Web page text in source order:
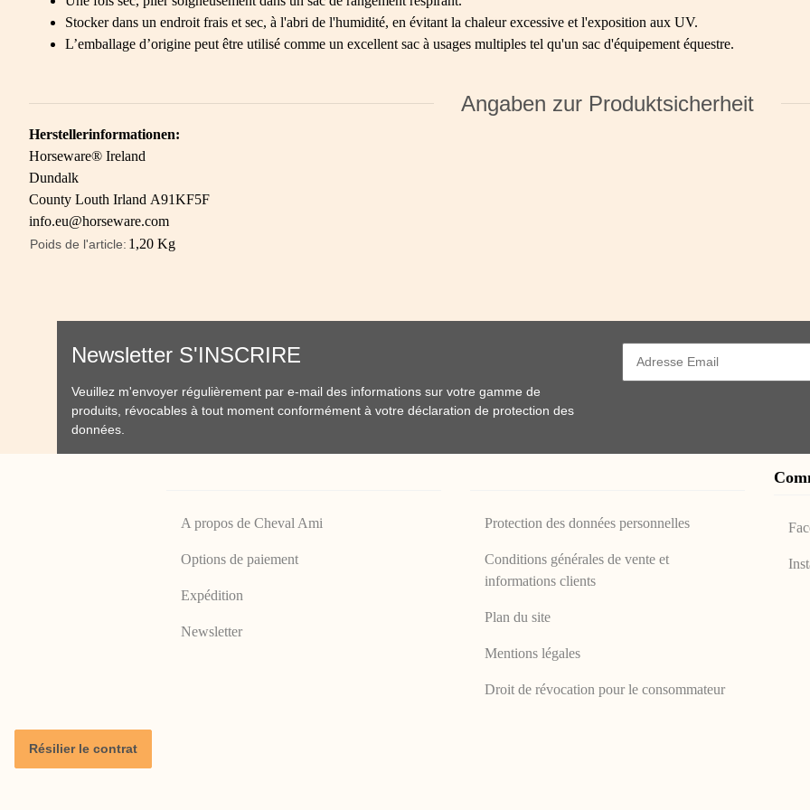
Stocker dans un endroit frais et sec, à l'abri de l'humidité, en évitant la chaleur excessive et l'exposition aux UV.
L’emballage d’origine peut être utilisé comme un excellent sac à usages multiples tel qu'un sac d'équipement équestre.
Angaben zur Produktsicherheit
Herstellerinformationen:
Horseware® Ireland
Dundalk
County Louth Irland A91KF5F
info.eu@horseware.com
Poids de l'article: 1,20 Kg
Newsletter S'INSCRIRE
Veuillez m'envoyer régulièrement par e-mail des informations sur votre gamme de
produits, révocables à tout moment conformément à votre déclaration de protection des
données
A propos de Cheval Ami
Options de paiement
Expédition
Newsletter
Protection des données personnelles
Conditions générales de vente et
informations clients
Plan du site
Mentions légales
Droit de révocation pour le consommateur
Résilier le contrat